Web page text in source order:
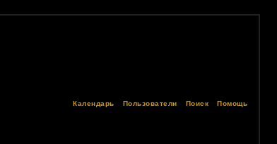
Помощь
Поиск
Пользователи
Календарь